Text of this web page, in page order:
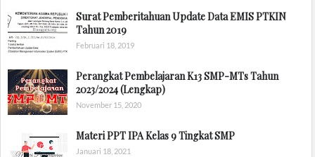
Surat Pemberitahuan Update Data EMIS PTKIN
Tahun 2019
Februari 18, 2019
Perangkat Pembelajaran K13 SMP-MTs Tahun
2023/2024 (Lengkap)
November 15, 2020
Materi PPT IPA Kelas 9 Tingkat SMP
Januari 18, 2021